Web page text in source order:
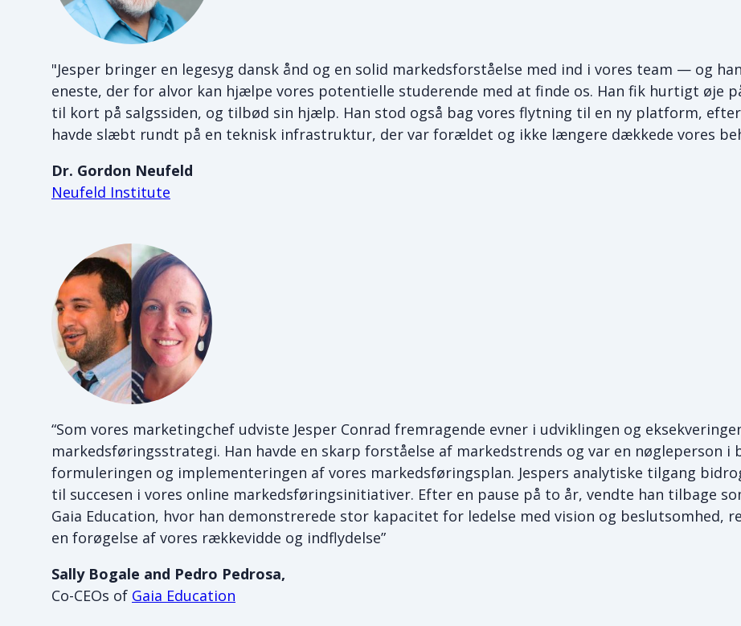
"Jesper bringer en legesyg dansk ånd og en solid markedsforståelse med ind i vores team — og
eneste, der for alvor kan hjælpe vores potentielle studerende med at finde os. Han fik hurtigt øje
til kort på salgssiden, og tilbød sin hjælp. Han stod også bag vores flytning til en ny platform,
havde slæbt rundt på en teknisk infrastruktur, der var forældet og ikke længere dækkede vores
Dr. Gordon Neufeld
Neufeld Institute
“Som vores marketingchef udviste Jesper Conrad fremragende evner i udviklingen og
markedsføringsstrategi. Han havde en skarp forståelse af markedstrends og var en nøgleperson i
formuleringen og implementeringen af vores markedsføringsplan. Jespers analytiske tilgang
til succesen i vores online markedsføringsinitiativer. Efter en pause på to år, vendte han tilbage
Gaia Education, hvor han demonstrerede stor kapacitet for ledelse med vision og beslutsomhed,
en forøgelse af vores rækkevidde og indflydelse”
Sally Bogale and Pedro Pedrosa,
Co-CEOs of Gaia Education